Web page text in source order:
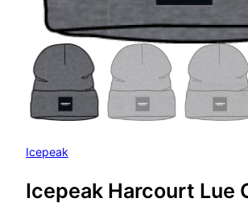
Icepeak
Icepeak Harcourt Lue